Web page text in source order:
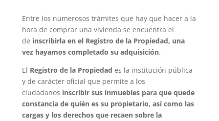
Entre los numerosos trámites que hay que hacer a la
hora de comprar una vivienda se encuentra el
de inscribirla en el Registro de la Propiedad, una
vez hayamos completado su adquisición.
El Registro de la Propiedad es la institución pública
y de carácter oficial que permite a los
ciudadanos inscribir sus inmuebles para que quede
constancia de quién es su propietario, así como las
cargas y los derechos que recaen sobre la